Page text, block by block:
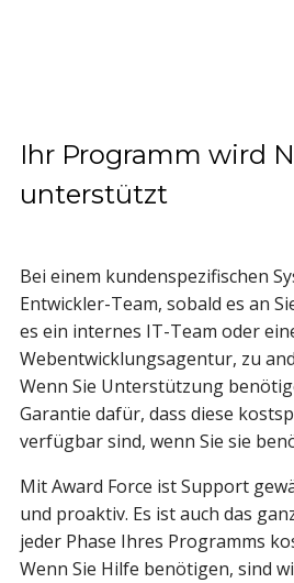
Ihr Programm wird
unterstützt
Bei einem kundenspezifischen
Entwickler-Team, sobald es an
es ein internes IT-Team oder
Webentwicklungsagentur, zu
Wenn Sie Unterstützung
Garantie dafür, dass diese
verfügbar sind, wenn Sie sie
Mit Award Force ist Support
und proaktiv. Es ist auch das
jeder Phase Ihres Programms
Wenn Sie Hilfe benötigen, sind